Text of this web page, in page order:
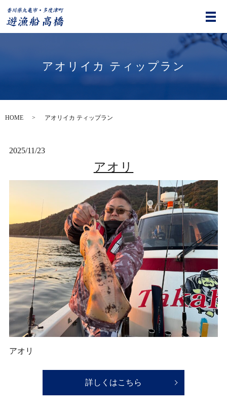
アオリイカ ティップラン
HOME アオリイカ ティップラン
2025/11/23
アオリ
アオリ
詳しくはこちら